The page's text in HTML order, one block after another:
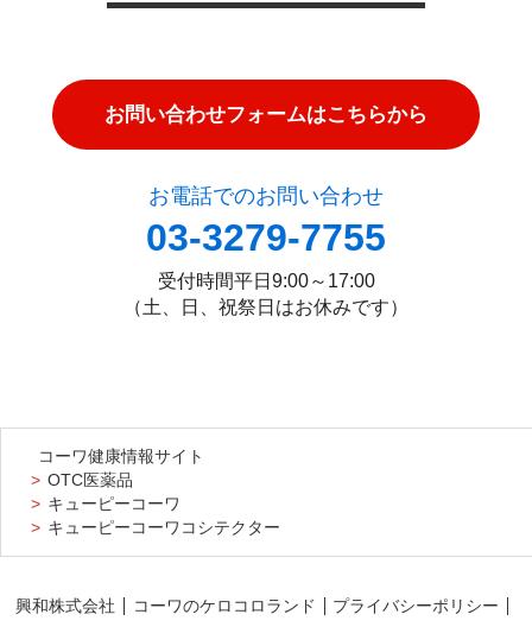
お問い合わせフォームはこちらから
お電話でのお問い合わせ
03-3279-7755
受付時間平日9:00～17:00
（土、日、祝祭日はお休みです）
コーワ健康情報サイト
OTC医薬品
キューピーコーワ
キューピーコーワコシテクター
興和株式会社 コーワのケロコロランド プライバシーポリシー